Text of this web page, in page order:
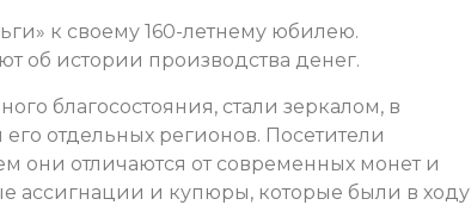
к своему 160-летнему юбилею.
об истории производства денег.
благосостояния, стали зеркалом, в
его отдельных регионов. Посетители
они отличаются от современных монет и
ассигнации и купюры, которые были в ходу